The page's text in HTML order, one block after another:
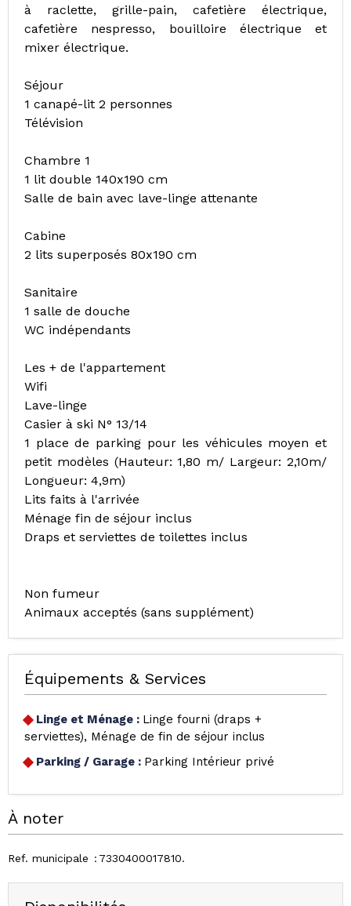
à raclette, grille-pain, cafetière électrique,
cafetière nespresso, bouilloire électrique et
mixer électrique.
Séjour
1 canapé-lit 2 personnes
Télévision
Chambre 1
1 lit double 140x190 cm
Salle de bain avec lave-linge attenante
Cabine
2 lits superposés 80x190 cm
Sanitaire
1 salle de douche
WC indépendants
Les + de l'appartement
Wifi
Lave-linge
Casier à ski N° 13/14
1 place de parking pour les véhicules moyen et
petit modèles (Hauteur: 1,80 m/ Largeur: 2,10m/
Longueur: 4,9m)
Lits faits à l'arrivée
Ménage fin de séjour inclus
Draps et serviettes de toilettes inclus
Non fumeur
Animaux acceptés (sans supplément)
Équipements & Services
Linge et Ménage : Linge fourni (draps +
serviettes)
Ménage de fin de séjour inclus
Parking / Garage : Parking Intérieur privé
À noter
Ref. municipale 7330400017810